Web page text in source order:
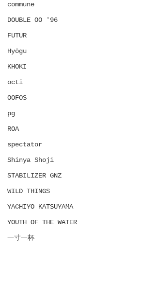
commune
DOUBLE OO '96
FUTUR
Hyōgu
KHOKI
octi
OOFOS
pg
ROA
spectator
Shinya Shoji
STABILIZER GNZ
WILD THINGS
YACHIYO KATSUYAMA
YOUTH OF THE WATER
一寸一杯